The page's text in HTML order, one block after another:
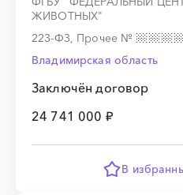
ЖИВОТНЫХ"
223-ФЗ, Прочее №
Владимирская область
Заключён договор
24 741 000 ₽
В